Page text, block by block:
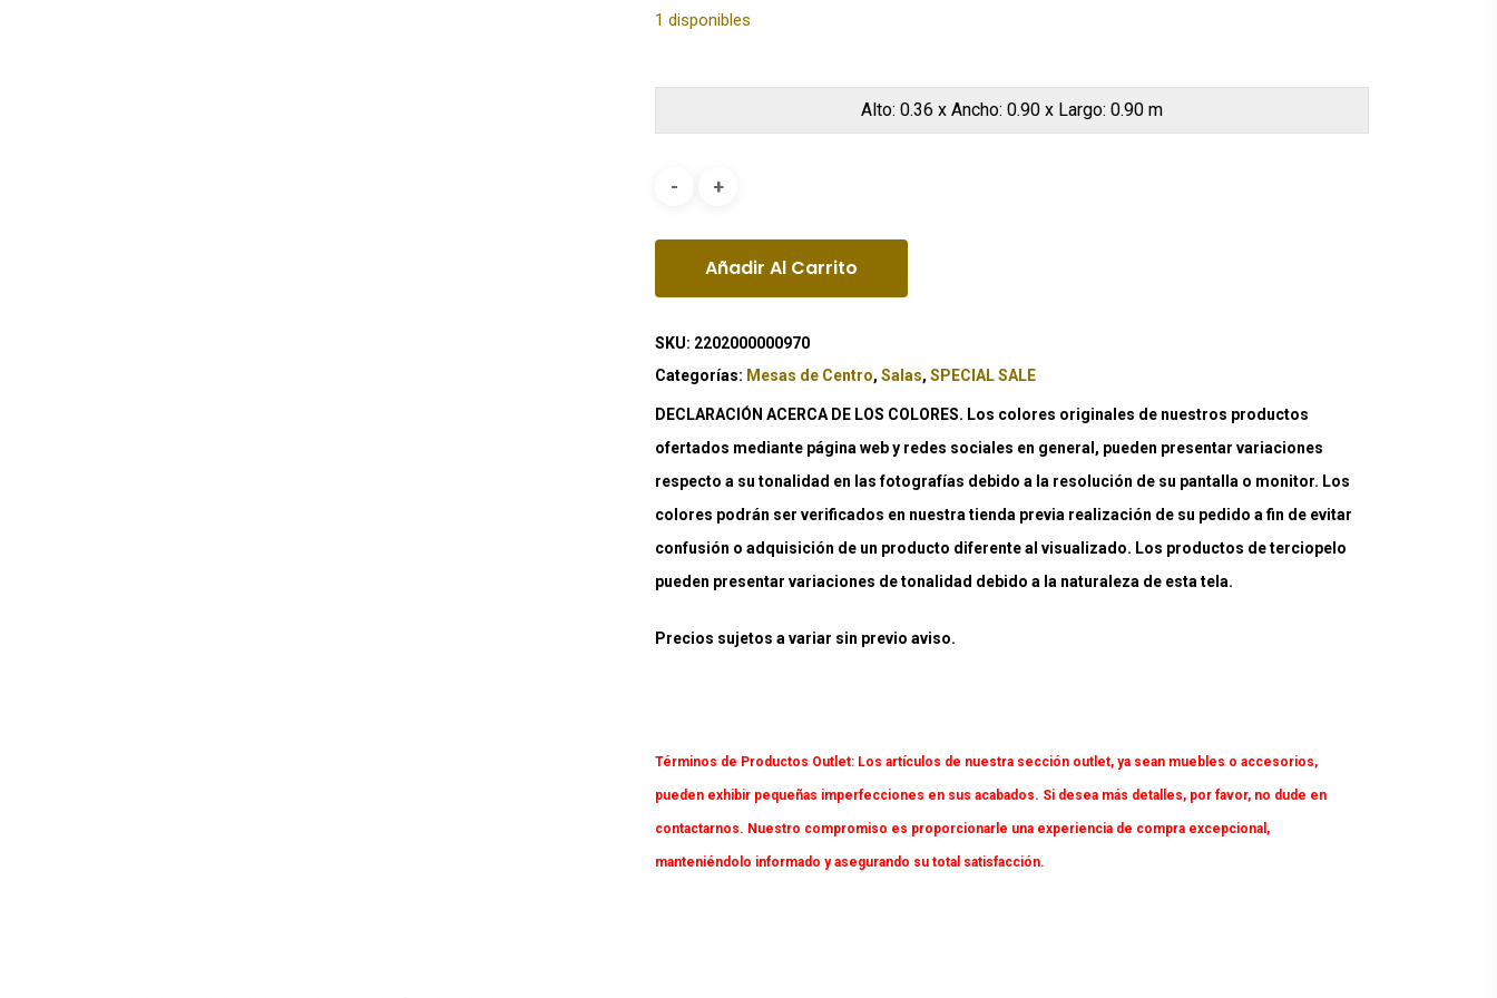
1 disponibles
Alto: 0.36 x Ancho: 0.90 x Largo: 0.90 m
Añadir Al Carrito
SKU: 2202000000970
Categorías: Mesas de Centro,Salas,SPECIAL SALE
DECLARACIÓN ACERCA DE LOS COLORES. Los colores originales de nuestros productos
ofertados mediante página web y redes sociales en general, pueden presentar variaciones
respecto a su tonalidad en las fotografías debido a la resolución de su pantalla o monitor. Los
colores podrán ser verificados en nuestra tienda previa realización de su pedido a fin de evitar
confusión o adquisición de un producto diferente al visualizado. Los productos de terciopelo
pueden presentar variaciones de tonalidad debido a la naturaleza de esta tela.
Precios sujetos a variar sin previo aviso.
Términos de Productos Outlet: Los artículos de nuestra sección outlet, ya sean muebles o accesorios,
pueden exhibir pequeñas imperfecciones en sus acabados. Si desea más detalles, por favor, no dude en
contactarnos. Nuestro compromiso es proporcionarle una experiencia de compra excepcional,
manteniéndolo informado y asegurando su total satisfacción.